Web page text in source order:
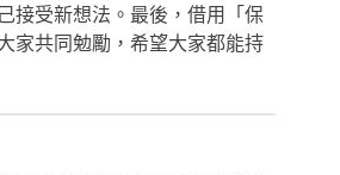
接受新想法。最後，借用「保
家共同勉勵，希望大家都能持